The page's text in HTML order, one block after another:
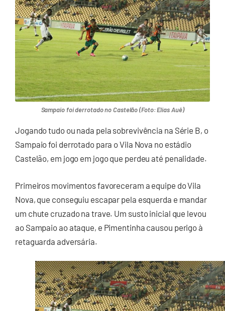
Sampaio foi derrotado no Castelão (Foto: Elias Auê)
Jogando tudo ou nada pela sobrevivência na Série B, o
Sampaio foi derrotado para o Vila Nova no estádio
Castelão, em jogo em jogo que perdeu até penalidade.
Primeiros movimentos favoreceram a equipe do Vila
Nova, que conseguiu escapar pela esquerda e mandar
um chute cruzado na trave. Um susto inicial que levou
ao Sampaio ao ataque, e Pimentinha causou perigo à
retaguarda adversária.